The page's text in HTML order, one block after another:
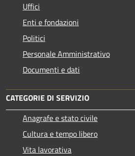
Uffici
Enti e fondazioni
Politici
Personale Amministrativo
Documenti e dati
CATEGORIE DI SERVIZIO
Anagrafe e stato civile
Cultura e tempo libero
Vita lavorativa